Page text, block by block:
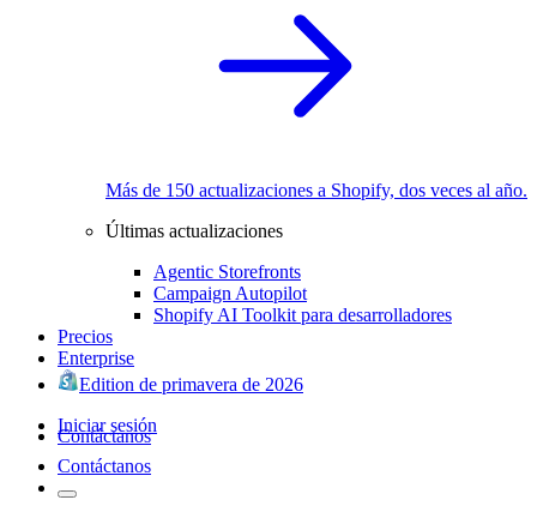
Más de 150 actualizaciones a Shopify, dos veces al año.
Últimas actualizaciones
Agentic Storefronts
Campaign Autopilot
Shopify AI Toolkit para desarrolladores
Precios
Enterprise
Edition de primavera de 2026
Iniciar sesión
Contáctanos
Contáctanos